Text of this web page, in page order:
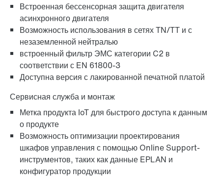
Встроенная бессенсорная защита двигателя
асинхронного двигателя
Возможность использования в сетях TN/TT и с
незаземленной нейтралью
встроенный фильтр ЭМС категории C2 в
соответствии с EN 61800-3
Доступна версия с лакированной печатной платой
Сервисная служба и монтаж
Метка продукта IoT для быстрого доступа к данным
о продукте
Возможность оптимизации проектирования
шкафов управления с помощью Online Support-
инструментов, таких как данные EPLAN и
конфигуратор продукции